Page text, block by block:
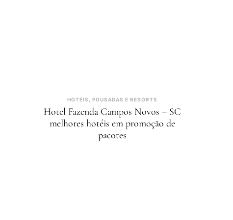
HOTÉIS, POUSADAS E RESORTS
Hotel Fazenda Campos Novos – SC
melhores hotéis em promoção de
pacotes